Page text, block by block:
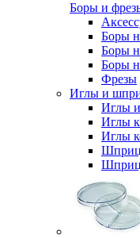
Боры и
Боры
Боры
Боры
Фрезы
Иглы и
Иглы
Иглы
Иглы